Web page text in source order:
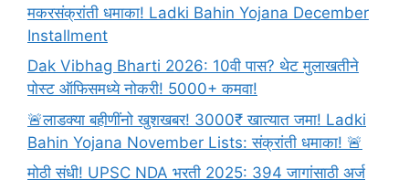
मकरसंक्रांती धमाका! Ladki Bahin Yojana December
Installment
Dak Vibhag Bharti 2026: 10वी पास? थेट मुलाखतीने
पोस्ट ऑफिसमध्ये नोकरी! 5000+ कमवा!
🚨लाडक्या बहीणींनो खुशखबर! 3000₹ खात्यात जमा! Ladki
Bahin Yojana November Lists: संक्रांती धमाका! 🚨
मोठी संधी! UPSC NDA भरती 2025: 394 जागांसाठी अर्ज